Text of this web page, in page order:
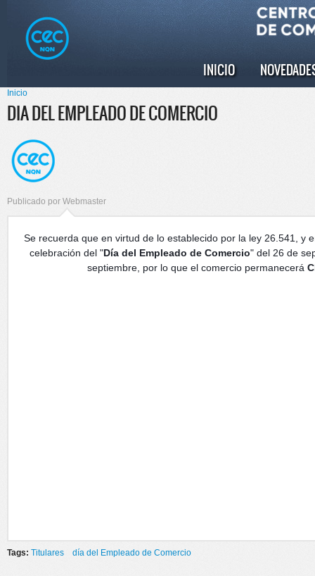
principal
Menú principal
INICIO
Se encuentra usted aquí
Inicio
DIA DEL EMPLEADO DE COMERCIO
Publicado por Webmaster
Se recuerda que en virtud de lo establecido por la ley 26.541
, y
celebración del "Día del Empleado de Comercio" del 26 de
septiembre, por lo que el comercio permanecerá
Tags: Titulares día del Empleado de Comercio